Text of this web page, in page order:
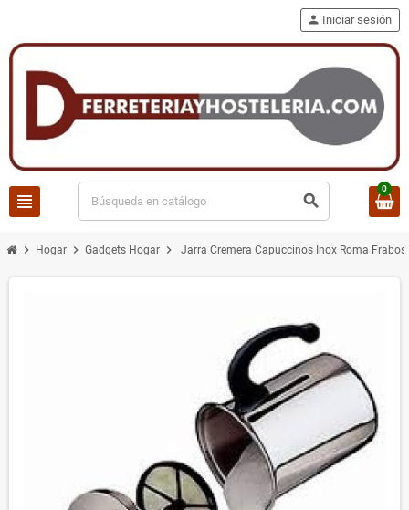
view_headline search
person Iniciar sesión
0
chevron_right Hogar chevron_right Gadgets Hogar chevron_right Jarra Cremera Capuccinos Inox Roma